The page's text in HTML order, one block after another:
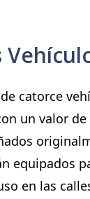
catorce
un valor
equipados
en las